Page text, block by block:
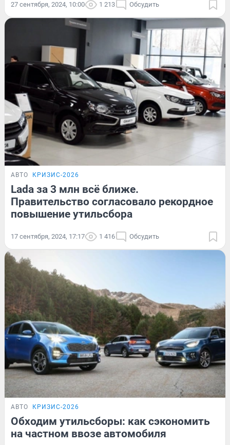
27 сентября, 2024, 10:00 1 213 Обсудить
АВТО КРИЗИС-2026
Lada за 3 млн всё ближе.
Правительство согласовало рекордное
повышение утильсбора
17 сентября, 2024, 17:17 1 416 Обсудить
АВТО КРИЗИС-2026
Обходим утильсборы: как сэкономить
на частном ввозе автомобиля